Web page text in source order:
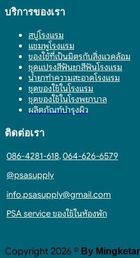
บริการของเรา
สบู่โรงแรม
แชมพูโรงแรม
ของใช้ที่เป็นมิตรกับสิ่งแวดล้อม
ชุดแปรงสีฟันยาสีฟันโรงแรม
น้ำยาทำความสะอาดโรงแรม
ชุดของใช้ในโรงแรม
ชุดของใช้ในโรงพยาบาล
ผลิตภัณฑ์บำรุงผิว
ติดต่อเรา
086-4281-618,064-626-6579
@psasupply
info.psasupply@gmail.com
PSA service ของใช้ในห้องพัก
Copyright 2026 © By